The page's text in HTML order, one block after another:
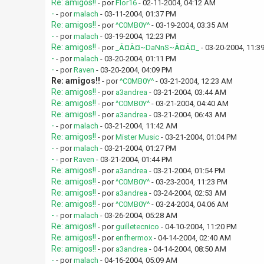
Re: amigos!! - por Flor16- 02-11-2004, 04:12 AM
- - pormalach - 03-11-2004, 01:37 PM
Re: amigos!! - por^C0MB0Y^- 03-19-2004, 03:35 AM
- - pormalach - 03-19-2004, 12:23 PM
Re: amigos!! - por _Â¤Â¤~DaNnS~Â¤Â¤_ - 03-20-2004,
- - pormalach - 03-20-2004, 01:11 PM
- - porRaven - 03-20-2004, 04:09 PM
Re: amigos!! - por^C0MB0Y^- 03-21-2004, 12:23 AM
Re: amigos!! - por a3andrea - 03-21-2004, 03:44 AM
Re: amigos!! - por^C0MB0Y^- 03-21-2004, 04:40 AM
Re: amigos!! - por a3andrea - 03-21-2004, 06:43 AM
- - pormalach - 03-21-2004, 11:42 AM
Re: amigos!! - porMister Music- 03-21-2004, 01:04 PM
- - pormalach - 03-21-2004, 01:27 PM
- - porRaven - 03-21-2004, 01:44 PM
Re: amigos!! - por a3andrea - 03-21-2004, 01:54 PM
Re: amigos!! - por^C0MB0Y^- 03-23-2004, 11:23 PM
Re: amigos!! - por a3andrea - 03-24-2004, 02:53 AM
Re: amigos!! - por^C0MB0Y^- 03-24-2004, 04:06 AM
- - pormalach - 03-26-2004, 05:28 AM
Re: amigos!! - porguilletecnico - 04-10-2004, 11:20 PM
Re: amigos!! - porenfhermox- 04-14-2004, 02:40 AM
Re: amigos!! - por a3andrea - 04-14-2004, 08:50 AM
- - pormalach - 04-16-2004, 05:09 AM